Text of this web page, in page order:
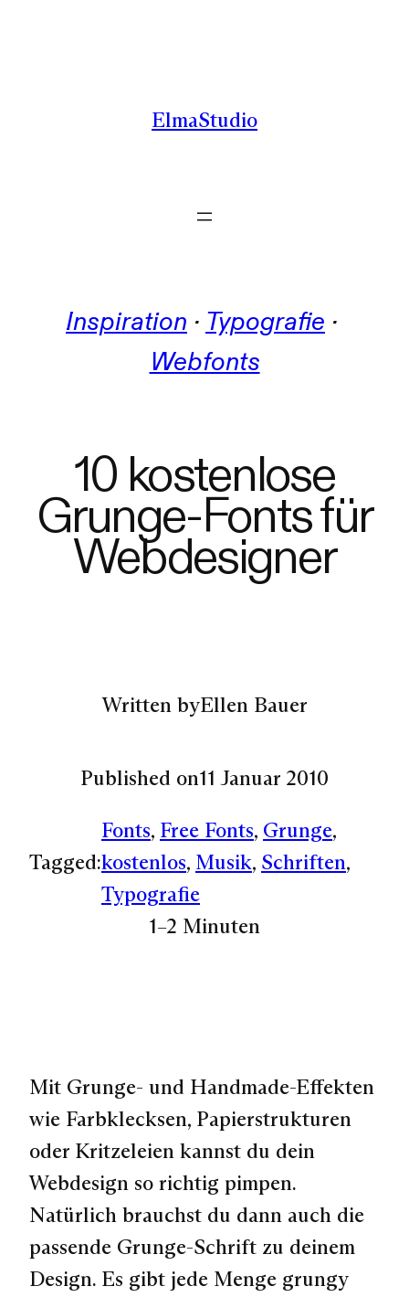
ElmaStudio
Inspiration · Typografie
Webfonts
10 kostenlose
Grunge-Fonts für
Webdesigner
Written byEllen Bauer
Published on11 Januar 2010
Tagged:
Fonts, Free Fonts, Grunge
kostenlos, Musik, Schriften
Typografie
1–2 Minuten
Mit Grunge- und Handmade-Effekten
wie Farbklecksen, Papierstrukturen
oder Kritzeleien kannst du dein
Webdesign so richtig pimpen.
Natürlich brauchst du dann auch die
passende Grunge-Schrift zu deinem
Design. Es gibt jede Menge grungy